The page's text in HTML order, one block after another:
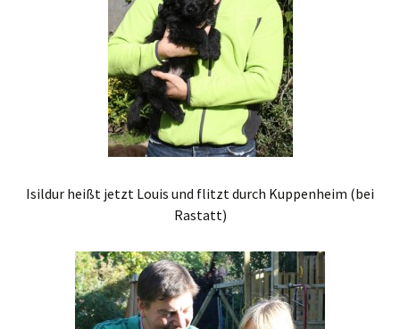
Isildur heißt jetzt Louis und flitzt durch Kuppenheim (bei
Rastatt)